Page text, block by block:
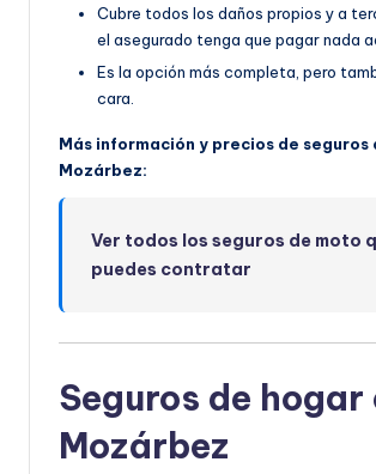
Cubre todos los daños propios y a
el asegurado tenga que pagar nada
Es la opción más completa, pero
cara.
Más información y precios de seguros
Mozárbez:
Ver todos los seguros de moto
puedes contratar
Seguros de hogar
Mozárbez